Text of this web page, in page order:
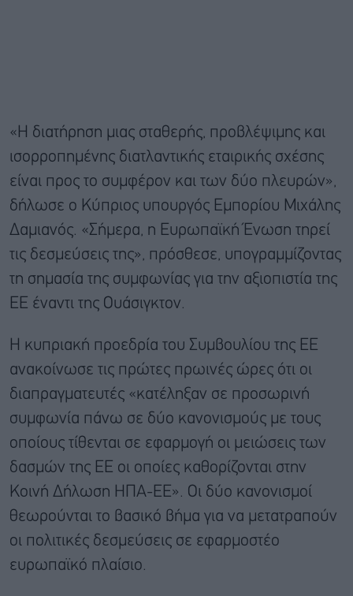
«Η διατήρηση μιας σταθερής, προβλέψιμης και
ισορροπημένης διατλαντικής εταιρικής σχέσης
είναι προς το συμφέρον και των δύο πλευρών»,
δήλωσε ο Κύπριος υπουργός Εμπορίου Μιχάλης
Δαμιανός. «Σήμερα, η Ευρωπαϊκή Ένωση τηρεί
τις δεσμεύσεις της», πρόσθεσε, υπογραμμίζοντας
τη σημασία της συμφωνίας για την αξιοπιστία της
ΕΕ έναντι της Ουάσιγκτον.
Η κυπριακή προεδρία του Συμβουλίου της ΕΕ
ανακοίνωσε τις πρώτες πρωινές ώρες ότι οι
διαπραγματευτές «κατέληξαν σε προσωρινή
συμφωνία πάνω σε δύο κανονισμούς με τους
οποίους τίθενται σε εφαρμογή οι μειώσεις των
δασμών της ΕΕ οι οποίες καθορίζονται στην
Κοινή Δήλωση ΗΠΑ-ΕΕ». Οι δύο κανονισμοί
θεωρούνται το βασικό βήμα για να μετατραπούν
οι πολιτικές δεσμεύσεις σε εφαρμοστέο
ευρωπαϊκό πλαίσιο.